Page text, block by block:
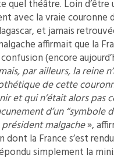
quel théâtre. Loin
avec la vraie couronne
et jamais
affirmait que la
(encore
par ailleurs, la reine
de cette
et qui n’était alors pas
d’un “symbole
malgache»,
la France s’est
simplement la